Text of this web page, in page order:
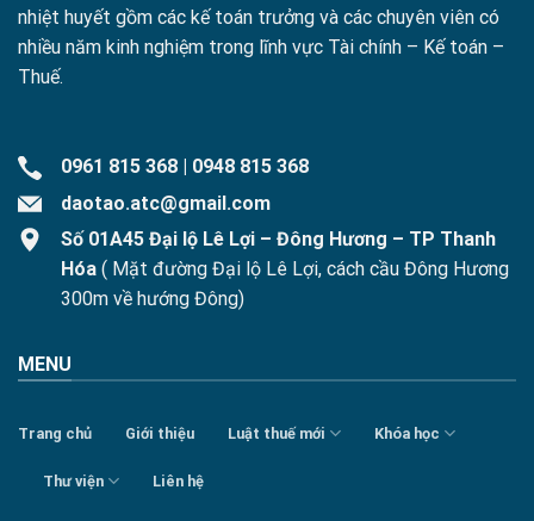
nhiệt huyết gồm các kế toán trưởng và các chuyên viên có
nhiều năm kinh nghiệm trong lĩnh vực Tài chính – Kế toán –
Thuế.
0961 815 368
0948 815 368
daotao.atc@gmail.com
Số 01A45 Đại lộ Lê Lợi – Đông Hương – TP Thanh
Hóa ( Mặt đường Đại lộ Lê Lợi, cách cầu Đông Hương
300m về hướng Đông)
MENU
Trang chủ Giới thiệu Luật thuế mới Khóa học
Thư viện Liên hệ